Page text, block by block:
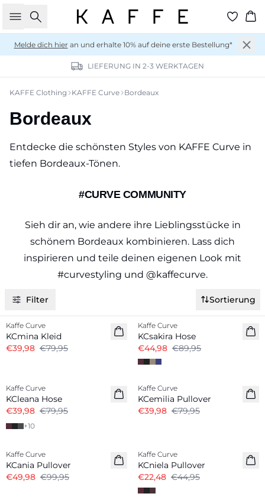
Suche
Melde dich hieran und erhalte 10% auf deine erste Bestellung*
LIEFERUNG IN 2-3 WERKTAGEN
KAFFE Clothing KAFFE Curve Bordeaux
Bordeaux
Entdecke die schönsten Styles von KAFFE Curve in
tiefen Bordeaux-Tönen.
#CURVE COMMUNITY
Sieh dir an, wie andere ihre Lieblingsstücke in
schönem Bordeaux kombinieren. Lass dich
inspirieren und teile deinen eigenen Look mit
#curvestyling und @kaffecurve.
Filter Sortierung
-50%
Kaffe Curve
KCmina Kleid
€39,98 €79,95
Kaffe Curve
KCsakira Hose
€44,98 €89,95
Kaffe Curve
KCleana Hose
€39,98 €79,95
+10
-50%
Kaffe Curve
KCemilia Pullover
€39,98 €79,95
Kaffe Curve
KCania Pullover
€49,98 €99,95
Kaffe Curve
KCniela Pullover
€22,48 €44,95
-50%